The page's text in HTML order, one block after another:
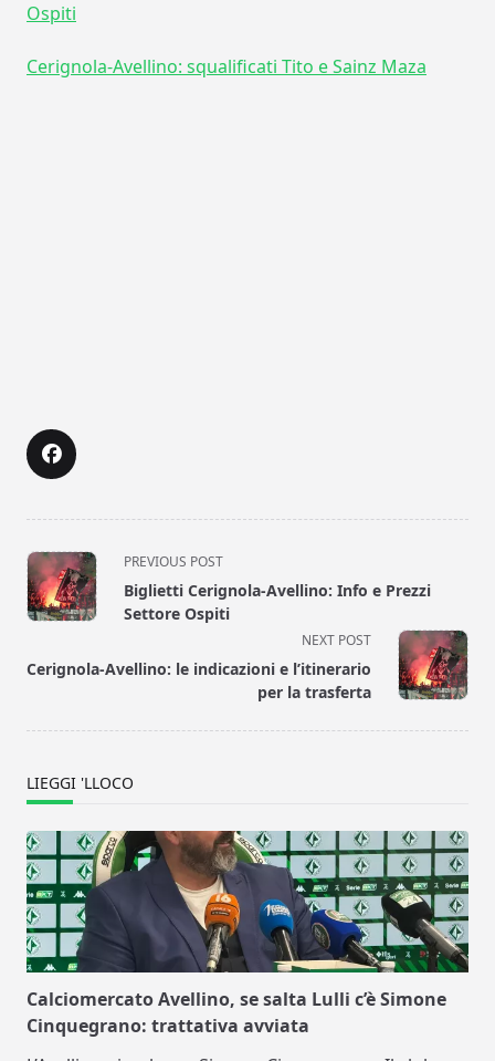
Ospiti
Cerignola-Avellino: squalificati Tito e Sainz Maza
<span
class="nav-
subtitle
reader-
PREVIOUS POST
Biglietti Cerignola-Avellino: Info e Prezzi
Settore Ospiti
NEXT POST
Cerignola-Avellino: le indicazioni e l’itinerario
per la trasferta
LIEGGI 'LLOCO
Calciomercato Avellino, se salta Lulli c’è Simone
Cinquegrano: trattativa avviata